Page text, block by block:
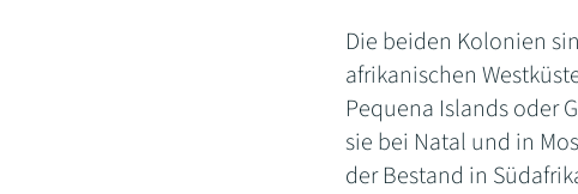
Die beiden Kolonien
afrikanischen
Pequena Islands oder
sie bei Natal und in
der Bestand in